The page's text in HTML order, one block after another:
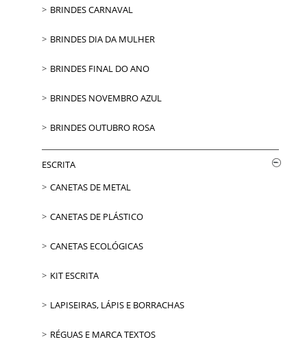
BRINDES CARNAVAL
BRINDES DIA DA MULHER
BRINDES FINAL DO ANO
BRINDES NOVEMBRO AZUL
BRINDES OUTUBRO ROSA
ESCRITA
CANETAS DE METAL
CANETAS DE PLÁSTICO
CANETAS ECOLÓGICAS
KIT ESCRITA
LAPISEIRAS, LÁPIS E BORRACHAS
RÉGUAS E MARCA TEXTOS